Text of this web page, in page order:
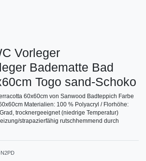
Vorleger
Badematte Bad
Togo sand-Schoko
60x60cm von Sanwood Badteppich Farbe
Materialien: 100 % Polyacryl / Florhöhe:
trocknergeeignet (niedrige Temperatur)
strapazierfähig rutschhemmend durch